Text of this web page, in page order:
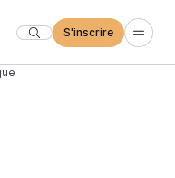
S'inscrire